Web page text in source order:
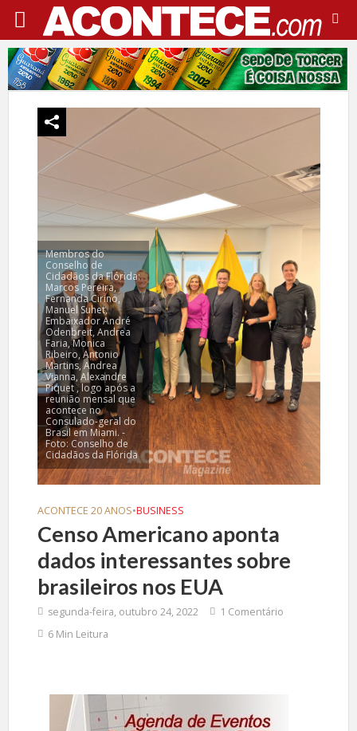
Membros do
Conselho de
Cidadãos da Flórida:
Marcos Pereira,
Fernanda Cirino,
Manuel Suhet,
Embaixador André
Odenbreit, Andrea
Faria, Monica
Ribeiro, Antonio
Martins, Andrea
Vianna, Alexandre
Piquet , logo após a
reunião mensal que
acontece no
Consulado-geral do
Brasil em Miami. -
Foto: Conselho de
Cidadãos da Flórida
ACONTECE 20 ANOS•BUSINESS
Censo Americano aponta
dados interessantes sobre
brasileiros nos EUA
segunda-feira, outubro 24, 2022
1 Comentário
6 Min Leitura